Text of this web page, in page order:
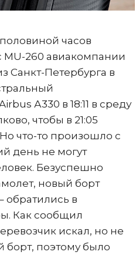
часов
MU-260 авиакомпании
Санкт-Петербурга в
А330 в 18:11 в среду
чтобы в 21:05
что-то произошло с
день не могут
Безуспешно
новый борт
обратились в
Как сообщил
искал, но не
борт, поэтому было